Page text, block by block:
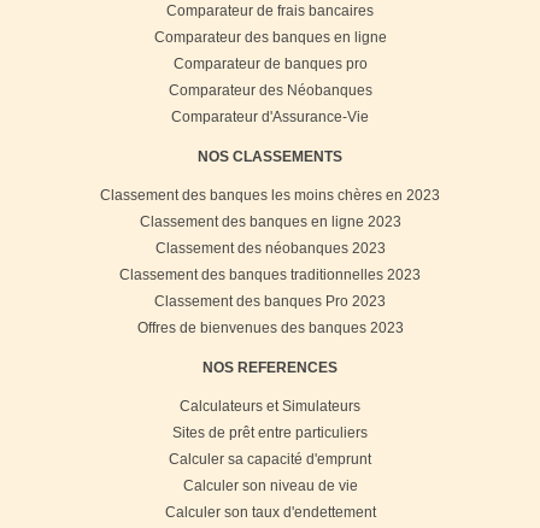
Comparateur de frais bancaires
Comparateur des banques en ligne
Comparateur de banques pro
Comparateur des Néobanques
Comparateur d'Assurance-Vie
NOS CLASSEMENTS
Classement des banques les moins chères en 2023
Classement des banques en ligne 2023
Classement des néobanques 2023
Classement des banques traditionnelles 2023
Classement des banques Pro 2023
Offres de bienvenues des banques 2023
NOS REFERENCES
Calculateurs et Simulateurs
Sites de prêt entre particuliers
Calculer sa capacité d'emprunt
Calculer son niveau de vie
Calculer son taux d'endettement